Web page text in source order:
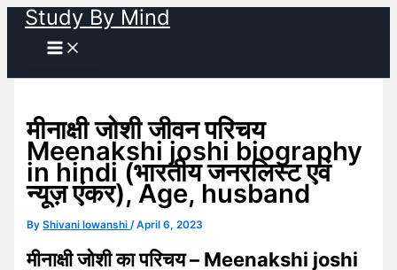
Skip
content
Study By Mind
मीनाक्षी जोशी जीवन परिचय
Meenakshi joshi biography
in hindi (भारतीय जनरलिस्ट एवं
न्यूज़ एंकर), Age, husband
ByShivani lowanshi/April 6, 2023
मीनाक्षी जोशी का परिचय – Meenakshi joshi